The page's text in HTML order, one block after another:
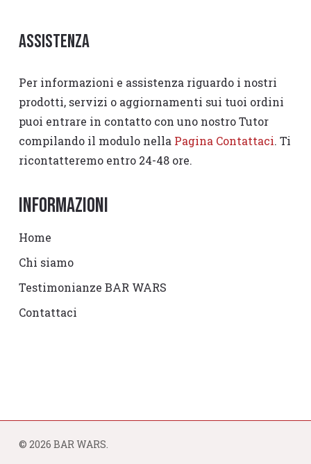
Assistenza
Per informazioni e assistenza riguardo i nostri
prodotti, servizi o aggiornamenti sui tuoi ordini
puoi entrare in contatto con uno nostro Tutor
compilando il modulo nella Pagina Contattaci. Ti
ricontatteremo entro 24-48 ore.
Informazioni
Home
Chi siamo
Testimonianze BAR WARS
Contattaci
© 2026 BAR WARS.